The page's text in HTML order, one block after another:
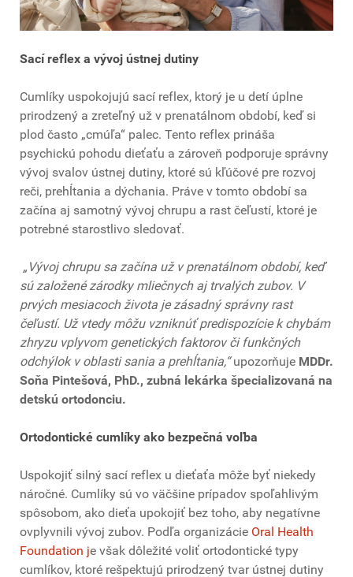
Sací reflex a vývoj ústnej dutiny
Cumlíky uspokojujú sací reflex, ktorý je u detí úplne
prirodzený a zreteľný už v prenatálnom období, keď si
plod často „cmúľa“ palec. Tento reflex prináša
psychickú pohodu dieťaťu a zároveň podporuje správny
vývoj svalov ústnej dutiny, ktoré sú kľúčové pre rozvoj
reči, prehĺtania a dýchania. Práve v tomto období sa
začína aj samotný vývoj chrupu a rast čeľustí, ktoré je
potrebné starostlivo sledovať.
„Vývoj chrupu sa začína už v prenatálnom období, keď
sú založené zárodky mliečnych aj trvalých zubov. V
prvých mesiacoch života je zásadný správny rast
čeľustí. Už vtedy môžu vzniknúť predispozície k chybám
zhryzu vplyvom genetických faktorov či funkčných
odchýlok v oblasti sania a prehĺtania,“upozorňuje MDDr.
Soňa Pintešová, PhD., zubná lekárka špecializovaná na
detskú ortodonciu.
Ortodontické cumlíky ako bezpečná voľba
Uspokojiť silný sací reflex u dieťaťa môže byť niekedy
náročné. Cumlíky sú vo väčšine prípadov spoľahlivým
spôsobom, ako dieťa upokojiť bez toho, aby negatívne
ovplyvnili vývoj zubov. Podľa organizácie Oral Health
Foundation je však dôležité voliť ortodontické typy
cumlíkov, ktoré rešpektujú prirodzený tvar ústnej dutiny